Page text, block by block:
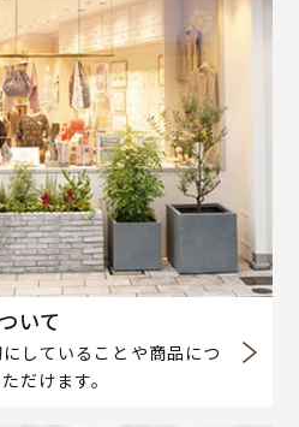
いて
していることや商品につ
だけます。